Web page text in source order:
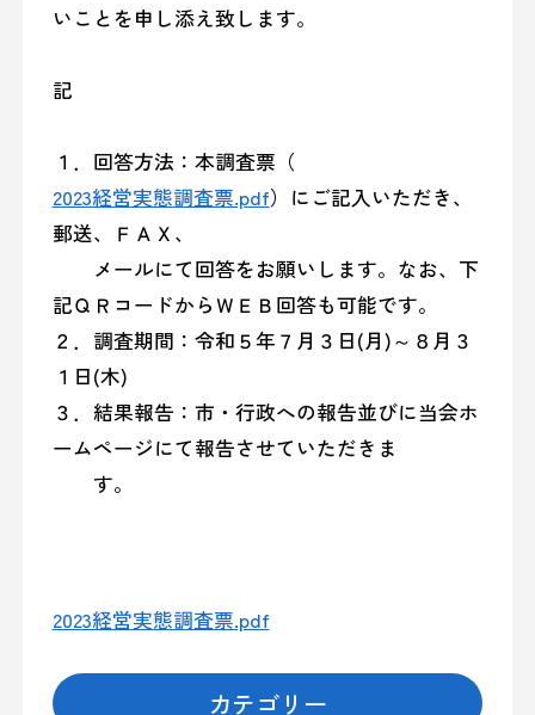
いことを申し添え致します。
記
１．回答方法：本調査票（
2023経営実態調査票.pdf）にご記入いただき、
郵送、ＦＡＸ、
メールにて回答をお願いします。なお、下
記ＱＲコードからＷＥＢ回答も可能です。
２．調査期間：令和５年７月３日(月)～８月３
１日(木)
３．結果報告：市・行政への報告並びに当会ホ
ームページにて報告させていただきま
す。
2023経営実態調査票.pdf
カテゴリー